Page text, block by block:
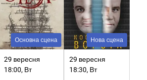
Основна сцена
29 вересня
18:00, Вт
Нова сцена
29 вересня
18:30, Вт